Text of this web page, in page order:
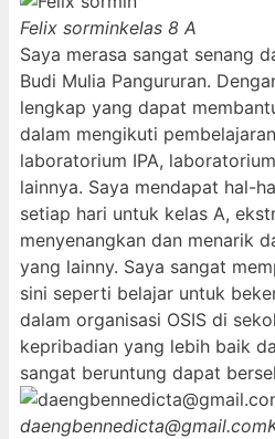
Felix sorminkelas 8 A
Saya merasa sangat senang
Budi Mulia Pangururan.
lengkap yang dapat
dalam mengikuti
laboratorium IPA,
lainnya. Saya mendapat hal-
setiap hari untuk kelas A,
menyenangkan dan menarik
yang lainny. Saya sangat
sini seperti belajar untuk
dalam organisasi OSIS di
kepribadian yang lebih baik
sangat beruntung dapat
daengbennedicta@gmail.com